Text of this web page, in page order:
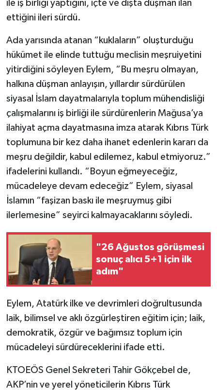
ile iş birliği yaptığını, içte ve dışta düşman ilan
ettiğini ileri sürdü.
Ada yarısında atanan “kuklaların” oluşturduğu
hükümet ile elinde tuttuğu meclisin meşruiyetini
yitirdiğini söyleyen Eylem, “Bu meşru olmayan,
halkına düşman anlayışın, yıllardır sürdürülen
siyasal İslam dayatmalarıyla toplum mühendisliği
çalışmalarını iş birliği ile sürdürenlerin Mağusa’ya
ilahiyat açma dayatmasına imza atarak Kıbrıs Türk
toplumuna bir kez daha ihanet edenlerin kararı da
meşru değildir, kabul edilemez, kabul etmiyoruz.”
ifadelerini kullandı. “Boyun eğmeyeceğiz,
mücadeleye devam edeceğiz” Eylem, siyasal
İslamın “faşizan baskı ile meşruymuş gibi
ilerlemesine” seyirci kalmayacaklarını söyledi.
"26 Ağustos görüşmesi
sonuç alıcı 5+1 için ilk
adım"
Eylem, Atatürk ilke ve devrimleri doğrultusunda
laik, bilimsel ve aklı özgürleştiren eğitim için; laik,
demokratik, özgür ve bağımsız toplum için
mücadeleyi sürdüreceklerini ifade etti.
KTOEÖS Genel Sekreteri Tahir Gökçebel de,
AKP’nin ve yerel yöneticilerin Kıbrıs Türk